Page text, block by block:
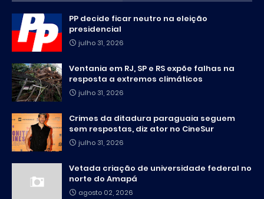
PP decide ficar neutro na eleição
presidencial
julho 31, 2026
Ventania em RJ, SP e RS expõe falhas na
resposta a extremos climáticos
julho 31, 2026
Crimes da ditadura paraguaia seguem
sem respostas, diz ator no CineSur
julho 31, 2026
Vetada criação de universidade federal no
norte do Amapá
agosto 02, 2026